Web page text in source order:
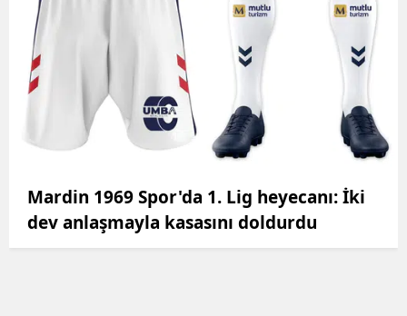
Mardin 1969 Spor'da 1. Lig heyecanı: İki
dev anlaşmayla kasasını doldurdu